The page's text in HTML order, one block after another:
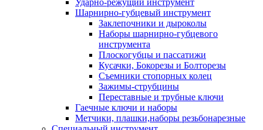
Ударно-режущий инструмент
Шарнирно-губцевый инструмент
Заклепочники и дыроколы
Наборы шарнирно-губцевого
инструмента
Плоскогубцы и пассатижи
Кусачки, Бокорезы и Болторезы
Съемники стопорных колец
Зажимы-струбцины
Переставные и трубные ключи
Гаечные ключи и наборы
Метчики, плашки,наборы резьбонарезные